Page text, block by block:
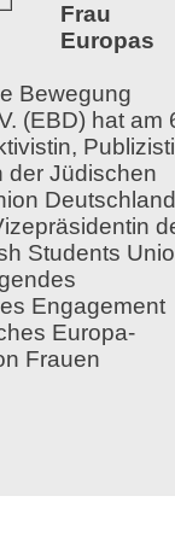
Frau
Europas
Bewegung
(EBD) hat am
der Jüdischen
Students
Engagement
Europa-
Frauen